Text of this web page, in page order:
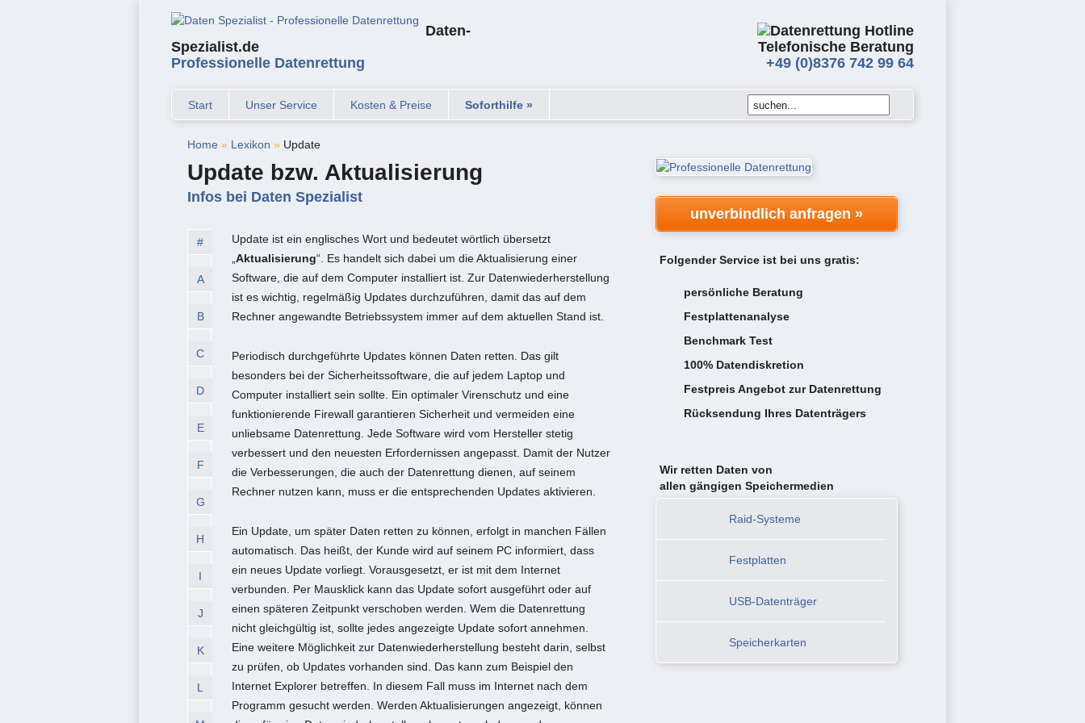
Daten-
Spezialist.de
Professionelle Datenrettung
Telefonische Beratung
+49 (0)8376 742 99 64
Start Unser Service Kosten & Preise Soforthilfe »
Home » Lexikon » Update
Update bzw. Aktualisierung
Infos bei Daten Spezialist
#
A
B
C
D
E
F
G
H
I
J
K
L
Update ist ein englisches Wort und bedeutet wörtlich übersetzt
Aktualisierung“. Es handelt sich dabei um die Aktualisierung einer
Software, die auf dem Computer installiert ist. Zur Datenwiederherstellung
ist es wichtig, regelmäßig Updates durchzuführen, damit das auf dem
Rechner angewandte Betriebssystem immer auf dem aktuellen Stand ist.
Periodisch durchgeführte Updates können Daten retten. Das gilt
besonders bei der Sicherheitssoftware, die auf jedem Laptop und
Computer installiert sein sollte. Ein optimaler Virenschutz und eine
funktionierende Firewall garantieren Sicherheit und vermeiden eine
unliebsame Datenrettung. Jede Software wird vom Hersteller stetig
verbessert und den neuesten Erfordernissen angepasst. Damit der Nutzer
die Verbesserungen, die auch der Datenrettung dienen, auf seinem
Rechner nutzen kann, muss er die entsprechenden Updates aktivieren.
Ein Update, um später Daten retten zu können, erfolgt in manchen Fällen
automatisch. Das heißt, der Kunde wird auf seinem PC informiert, dass
ein neues Update vorliegt. Vorausgesetzt, er ist mit dem Internet
verbunden. Per Mausklick kann das Update sofort ausgeführt oder auf
einen späteren Zeitpunkt verschoben werden. Wem die Datenrettung
nicht gleichgültig ist, sollte jedes angezeigte Update sofort annehmen.
Eine weitere Möglichkeit zur Datenwiederherstellung besteht darin, selbst
zu prüfen, ob Updates vorhanden sind. Das kann zum Beispiel den
Internet Explorer betreffen. In diesem Fall muss im Internet nach dem
Programm gesucht werden. Werden Aktualisierungen angezeigt, können
unverbindlich anfragen »
Folgender Service ist bei uns gratis:
persönliche Beratung
Festplattenanalyse
Benchmark Test
100% Datendiskretion
Festpreis Angebot zur Datenrettung
Rücksendung Ihres Datenträgers
Wir retten Daten von
allen gängigen Speichermedien
Raid-Systeme
Festplatten
USB-Datenträger
Speicherkarten